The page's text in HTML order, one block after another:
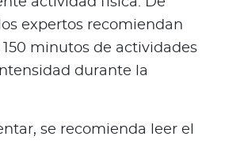
expertos recomiendan
minutos de actividades
durante la
se recomienda leer el